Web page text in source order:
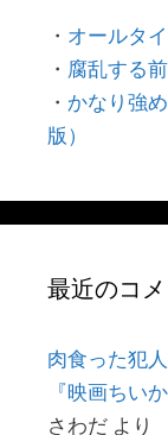
・ オールタ
・ 腐乱する
・ かなり強
版）
最近のコメ
肉食った犯
『映画ちい
さわだ より